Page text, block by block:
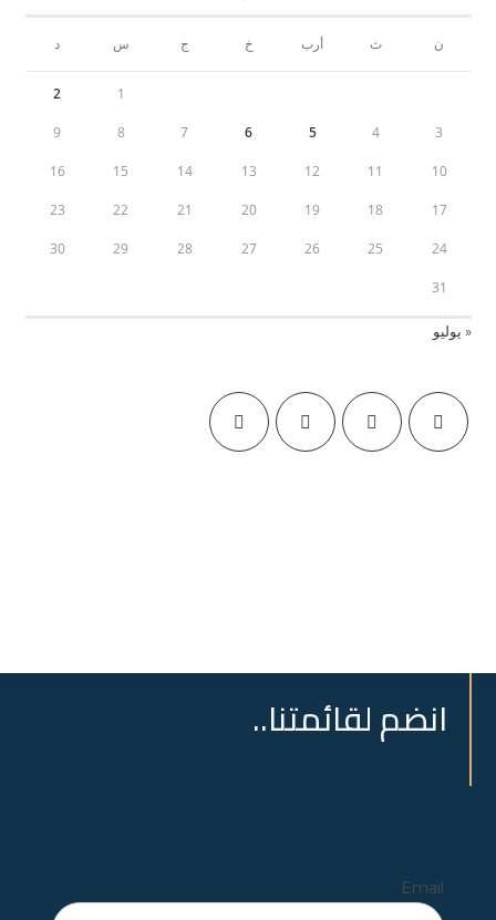
ن ث أرب خ ج س د
1
2
3
4
5
6
7
8
9
10
11
12
13
14
15
16
17
18
19
20
21
22
23
24
25
26
27
28
29
30
31
« يوليو
انضم لقائمتنا..
Email